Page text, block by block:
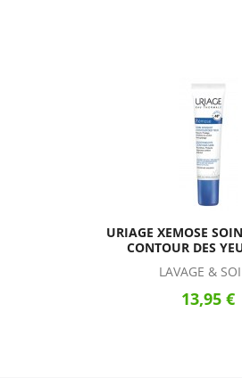
URIAGE XEMOSE
CONTOUR DES
LAVAGE &
13,95 €